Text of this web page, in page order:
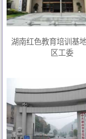
湖南红色教育培训基
区工委